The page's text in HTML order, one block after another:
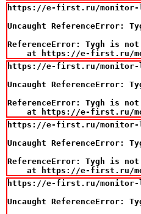
https://e-first.ru/monitor-lcd-
Uncaught ReferenceError:
ReferenceError: Tygh is not
at https://e-first.ru/
https://e-first.ru/monitor-lcd-
Uncaught ReferenceError:
ReferenceError: Tygh is not
at https://e-first.ru/
https://e-first.ru/monitor-lcd-
Uncaught ReferenceError:
ReferenceError: Tygh is not
at https://e-first.ru/
https://e-first.ru/monitor-lcd-
Uncaught ReferenceError: